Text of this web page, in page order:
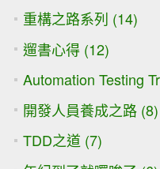
重構之路系列 (14)
遛書心得 (12)
Automation Testing
開發人員養成之路 (8)
TDD之道 (7)